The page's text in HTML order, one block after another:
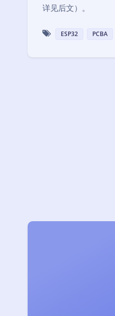
详见后文）。
ESP32 PCBA